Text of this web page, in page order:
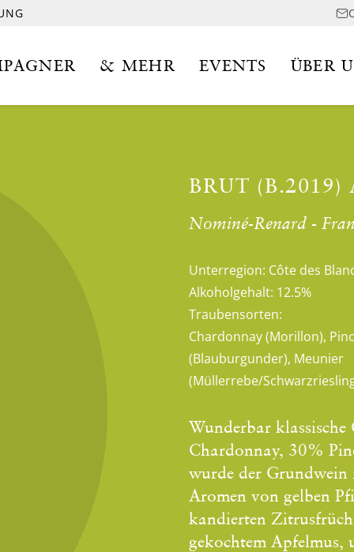
& MEHR EVENTS ÜBER
BRUT (B.2019)
Nominé-Renard -
Unterregion: Côte des
Alkoholgehalt: 12.5%
Traubensorten:
Chardonnay (Morillon),
(Blauburgunder), Meunier
(Müllerrebe/
Wunderbar
Chardonnay, 30%
wurde der
Aromen von gelben
kandierten
gekochtem